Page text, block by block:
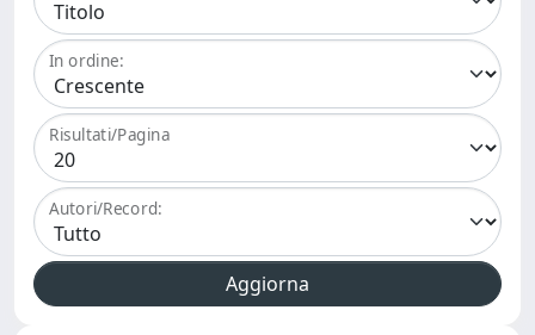
In ordine:
Risultati/Pagina
Autori/Record: